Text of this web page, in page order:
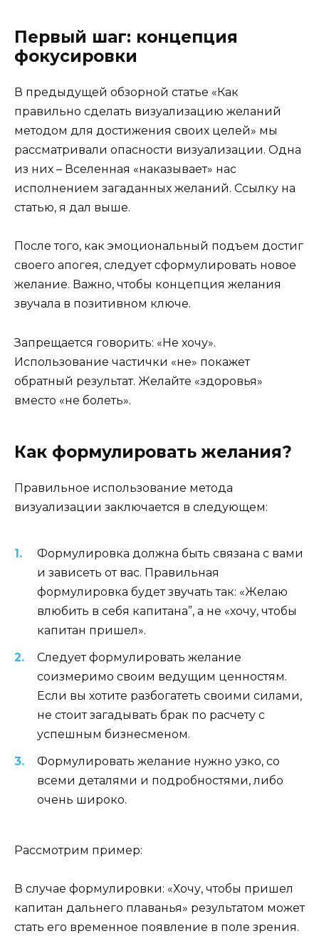
Первый шаг: концепция
фокусировки
В предыдущей обзорной статье «Как
правильно сделать визуализацию желаний
методом для достижения своих целей» мы
рассматривали опасности визуализации. Одна
из них – Вселенная «наказывает» нас
исполнением загаданных желаний. Ссылку на
статью, я дал выше.
После того, как эмоциональный подъем достиг
своего апогея, следует сформулировать новое
желание. Важно, чтобы концепция желания
звучала в позитивном ключе.
Запрещается говорить: «Не хочу».
Использование частички «не» покажет
обратный результат. Желайте «здоровья»
вместо «не болеть».
Как формулировать желания?
Правильное использование метода
визуализации заключается в следующем:
Формулировка должна быть связана с вами
и зависеть от вас. Правильная
формулировка будет звучать так: «Желаю
влюбить в себя капитана”, а не «хочу, чтобы
капитан пришел».
Следует формулировать желание
соизмеримо своим ведущим ценностям.
Если вы хотите разбогатеть своими силами,
не стоит загадывать брак по расчету с
успешным бизнесменом.
Формулировать желание нужно узко, со
всеми деталями и подробностями, либо
очень широко.
Рассмотрим пример:
В случае формулировки: «Хочу, чтобы пришел
капитан дальнего плаванья» результатом может
стать его временное появление в поле зрения.